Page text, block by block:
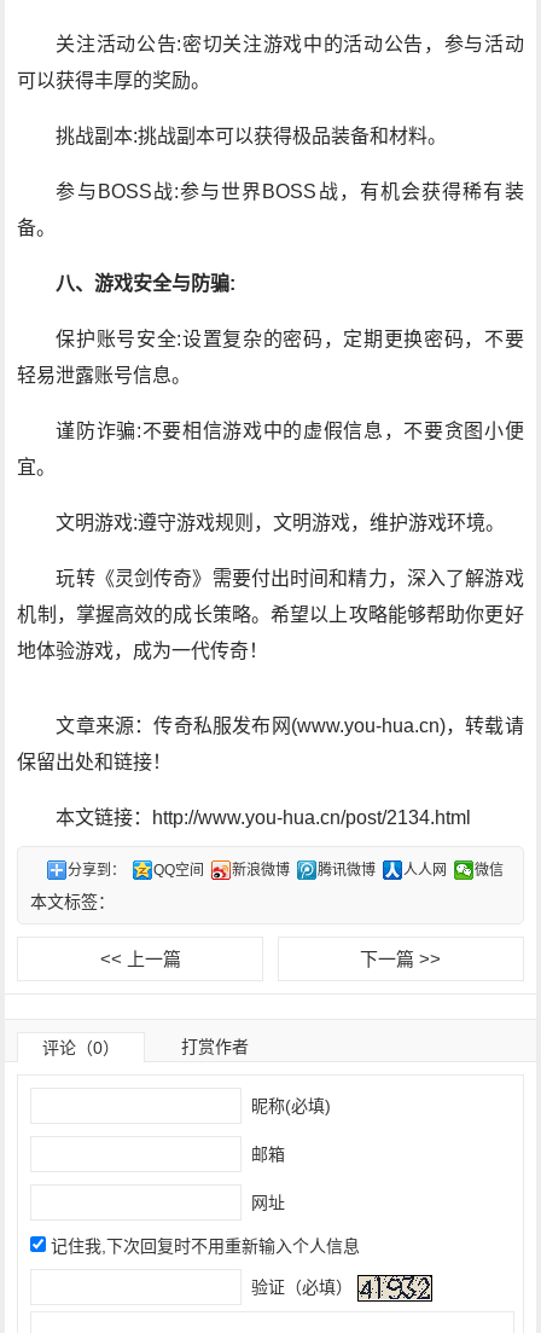
关注活动公告:密切关注游戏中的活动公告，参与活动
可以获得丰厚的奖励。
挑战副本:挑战副本可以获得极品装备和材料。
参与BOSS战:参与世界BOSS战，有机会获得稀有装
备。
八、游戏安全与防骗:
保护账号安全:设置复杂的密码，定期更换密码，不要
轻易泄露账号信息。
谨防诈骗:不要相信游戏中的虚假信息，不要贪图小便
宜。
文明游戏:遵守游戏规则，文明游戏，维护游戏环境。
玩转《灵剑传奇》需要付出时间和精力，深入了解游戏
机制，掌握高效的成长策略。希望以上攻略能够帮助你更好
地体验游戏，成为一代传奇！
文章来源：传奇私服发布网(www.you-hua.cn)，转载请
保留出处和链接！
本文链接：http://www.you-hua.cn/post/2134.html
分享到： QQ空间 新浪微博 腾讯微博 人人网 微信
本文标签：
<< 上一篇 下一篇 >>
评论（0） 打赏作者
昵称(必填)
邮箱
网址
记住我,下次回复时不用重新输入个人信息
验证（必填）